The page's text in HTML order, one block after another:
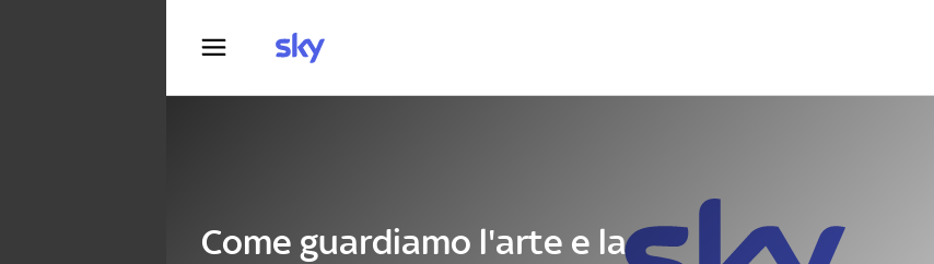
Come guardiamo l'arte e la